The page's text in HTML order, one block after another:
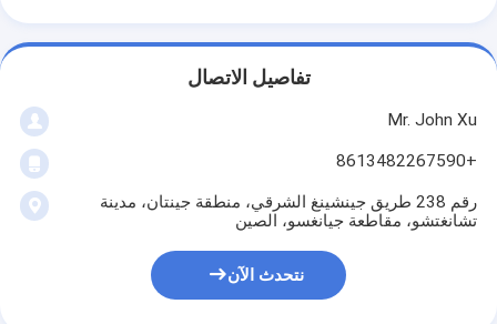
الصفحة الرئيسية
تفاصيل الاتصال
Mr. John Xu
+8613482267590
رقم 238 طريق جينشينغ الشرقي، منطقة جينتان، مدينة
تشانغتشو، مقاطعة جيانغسو، الصين
نتحدث الآن